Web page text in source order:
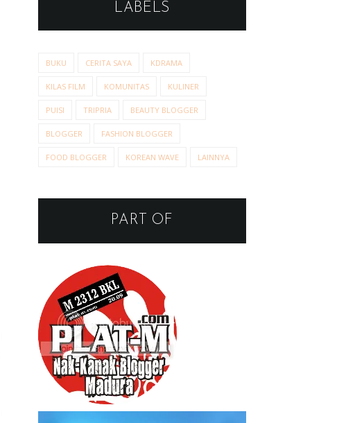
LABELS
BUKU CERITA SAYA KDRAMA
KILAS FILM KOMUNITAS KULINER
PUISI TRIPRIA BEAUTY BLOGGER
BLOGGER FASHION BLOGGER
FOOD BLOGGER KOREAN WAVE LAINNYA
PART OF